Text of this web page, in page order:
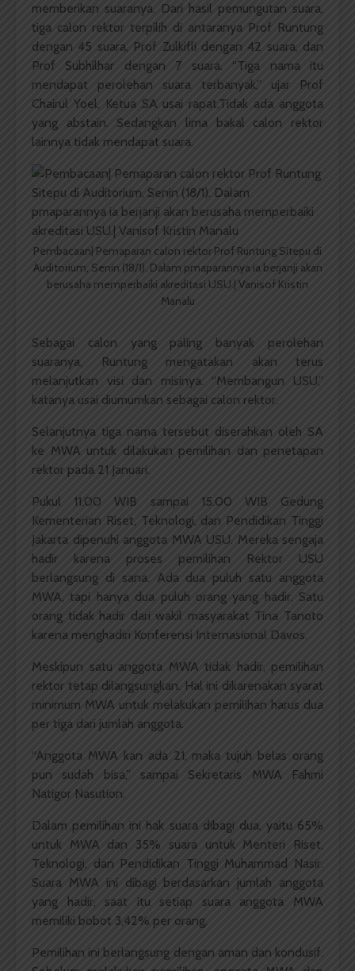
memberikan suaranya. Dari hasil pemungutan suara,
tiga calon rektor terpilih di antaranya Prof Runtung
dengan 45 suara, Prof Zulkifli dengan 42 suara, dan
Prof Subhilhar dengan 7 suara. “Tiga nama itu
mendapat perolehan suara terbanyak,” ujar Prof
Chairul Yoel, Ketua SA usai rapat.Tidak ada anggota
yang abstain. Sedangkan lima bakal calon rektor
lainnya tidak mendapat suara.
Pembacaan| Pemaparan calon rektor Prof Runtung Sitepu di
Auditorium, Senin (18/1). Dalam pmaparannya ia berjanji akan
berusaha memperbaiki akreditasi USU.| Vanisof Kristin
Manalu
Sebagai calon yang paling banyak perolehan
suaranya, Runtung mengatakan akan terus
melanjutkan visi dan misinya. “Membangun USU,”
katanya usai diumumkan sebagai calon rektor.
Selanjutnya tiga nama tersebut diserahkan oleh SA
ke MWA untuk dilakukan pemilihan dan penetapan
rektor pada 21 Januari.
Pukul 11.00 WIB sampai 15.00 WIB Gedung
Kementerian Riset, Teknologi, dan Pendidikan Tinggi
Jakarta dipenuhi anggota MWA USU. Mereka sengaja
hadir karena proses pemilihan Rektor USU
berlangsung di sana. Ada dua puluh satu anggota
MWA, tapi hanya dua puluh orang yang hadir. Satu
orang tidak hadir dari wakil masyarakat Tina Tanoto
karena menghadiri Konferensi Internasional Davos.
Meskipun satu anggota MWA tidak hadir, pemilihan
rektor tetap dilangsungkan. Hal ini dikarenakan syarat
minimum MWA untuk melakukan pemilihan harus dua
per tiga dari jumlah anggota.
“Anggota MWA kan ada 21, maka tujuh belas orang
pun sudah bisa,” sampai Sekretaris MWA Fahmi
Natigor Nasution.
Dalam pemilihan ini hak suara dibagi dua, yaitu 65%
untuk MWA dan 35% suara untuk Menteri Riset,
Teknologi, dan Pendidikan Tinggi Muhammad Nasir.
Suara MWA ini dibagi berdasarkan jumlah anggota
yang hadir, saat itu setiap suara anggota MWA
memiliki bobot 3,42% per orang.
Pemilihan ini berlangsung dengan aman dan kondusif.